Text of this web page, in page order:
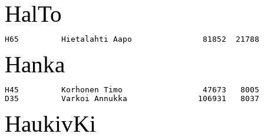
HalTo
Hanka
H45         Korhonen Timo                 47673   8005
HaukivKi